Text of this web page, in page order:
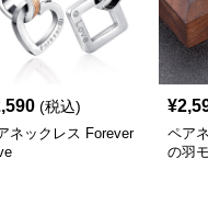
(税込)
ネックレス Forever
¥
ペア
の羽